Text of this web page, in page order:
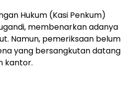
Hukum (Kasi Penkum)
membenarkan adanya
Namun, pemeriksaan belum
yang bersangkutan datang
kantor.